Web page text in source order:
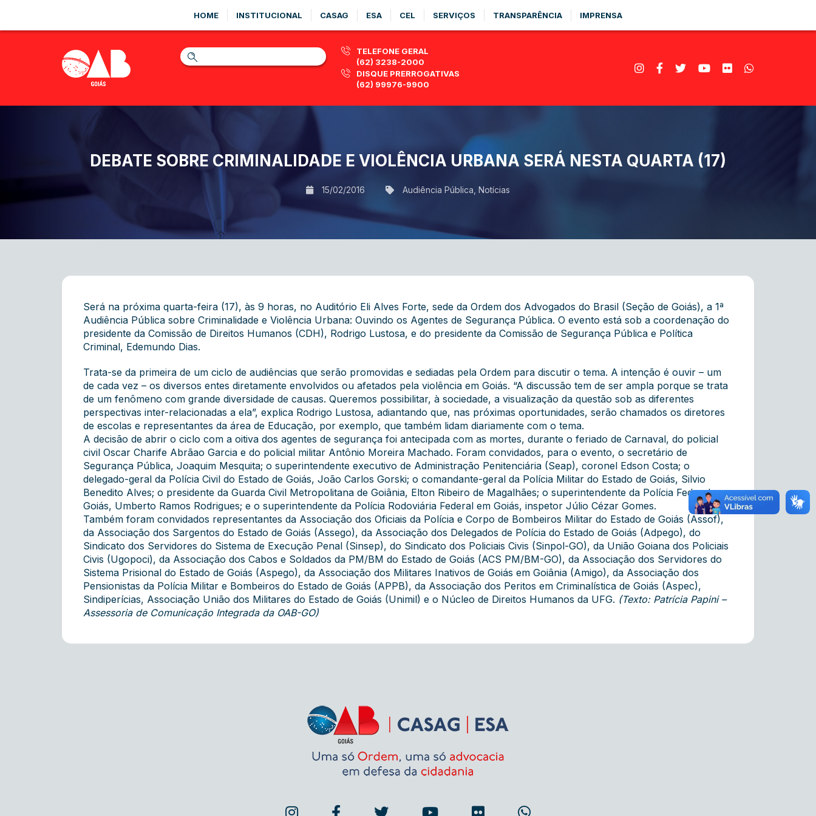
HOME INSTITUCIONAL CASAG ESA CEL SERVIÇOS TRANSPARÊNCIA IMPRENSA
TELEFONE GERAL
(62) 3238-2000
DISQUE PRERROGATIVAS
(62) 99976-9900
DEBATE SOBRE CRIMINALIDADE E VIOLÊNCIA URBANA SERÁ NESTA QUARTA (17)
15/02/2016 Audiência Pública Notícias
Será na próxima quarta-feira (17), às 9 horas, no Auditório Eli Alves Forte, sede da Ordem dos Advogados do Brasil (Seção de Goiás), a 1ª
Audiência Pública sobre Criminalidade e Violência Urbana: Ouvindo os Agentes de Segurança Pública. O evento está sob a coordenação do
presidente da Comissão de Direitos Humanos (CDH), Rodrigo Lustosa, e do presidente da Comissão de Segurança Pública e Política
Criminal, Edemundo Dias.
Trata-se da primeira de um ciclo de audiências que serão promovidas e sediadas pela Ordem para discutir o tema. A intenção é ouvir – um
de cada vez – os diversos entes diretamente envolvidos ou afetados pela violência em Goiás. “A discussão tem de ser ampla porque se trata
de um fenômeno com grande diversidade de causas. Queremos possibilitar, à sociedade, a visualização da questão sob as diferentes
perspectivas inter-relacionadas a ela”, explica Rodrigo Lustosa, adiantando que, nas próximas oportunidades, serão chamados os diretores
de escolas e representantes da área de Educação, por exemplo, que também lidam diariamente com o tema.
A decisão de abrir o ciclo com a oitiva dos agentes de segurança foi antecipada com as mortes, durante o feriado de Carnaval, do policial
civil Oscar Charife Abrãao Garcia e do policial militar Antônio Moreira Machado. Foram convidados, para o evento, o secretário de
Segurança Pública, Joaquim Mesquita; o superintendente executivo de Administração Penitenciária (Seap), coronel Edson Costa; o
delegado-geral da Polícia Civil do Estado de Goiás, João Carlos Gorski; o comandante-geral da Polícia Militar do Estado de Goiás, Silvio
Benedito Alves; o presidente da Guarda Civil Metropolitana de Goiânia, Elton Ribeiro de Magalhães; o superintendente da Polícia Federal em
Goiás, Umberto Ramos Rodrigues; e o superintendente da Polícia Rodoviária Federal em Goiás, inspetor Júlio Cézar Gomes.
Também foram convidados representantes da Associação dos Oficiais da Polícia e Corpo de Bombeiros Militar do Estado de Goiás (Assof),
da Associação dos Sargentos do Estado de Goiás (Assego), da Associação dos Delegados de Polícia do Estado de Goiás (Adpego), do
Sindicato dos Servidores do Sistema de Execução Penal (Sinsep), do Sindicato dos Policiais Civis (Sinpol-GO), da União Goiana dos Policiais
Civis (Ugopoci), da Associação dos Cabos e Soldados da PM/BM do Estado de Goiás (ACS PM/BM-GO), da Associação dos Servidores do
Sistema Prisional do Estado de Goiás (Aspego), da Associação dos Militares Inativos de Goiás em Goiânia (Amigo), da Associação dos
Pensionistas da Polícia Militar e Bombeiros do Estado de Goiás (APPB), da Associação dos Peritos em Criminalística de Goiás (Aspec),
Sindiperícias, Associação União dos Militares do Estado de Goiás (Unimil) e o Núcleo de Direitos Humanos da UFG. (Texto: Patrícia Papini –
Assessoria de Comunicação Integrada da OAB-GO)